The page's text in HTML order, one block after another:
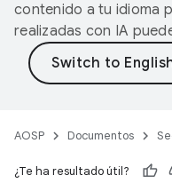
contenido a tu idioma
realizadas con IA
AOSP Documentos
¿Te ha resultado útil?